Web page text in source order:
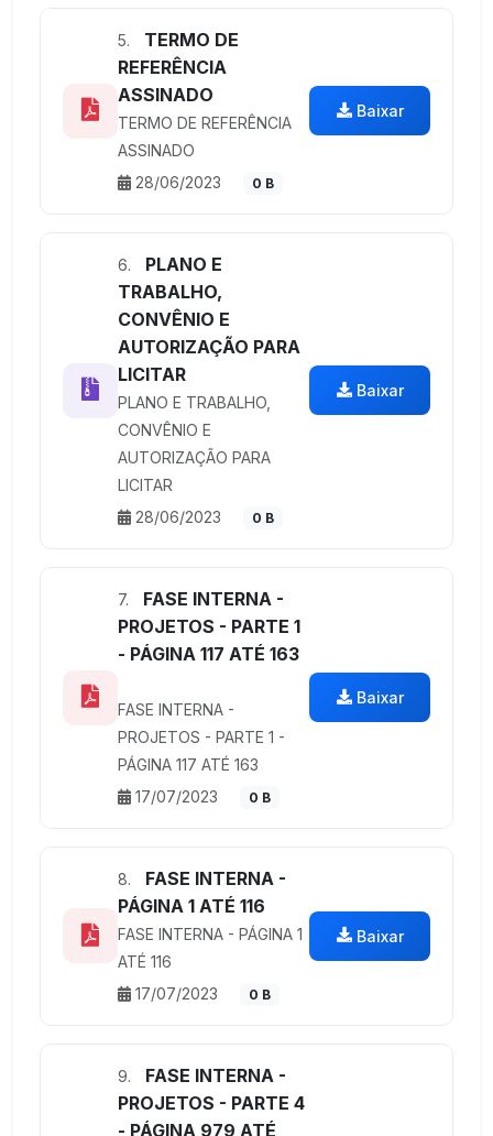
5.
TERMO DE
REFERÊNCIA
ASSINADO
TERMO DE REFERÊNCIA
ASSINADO
28/06/2023
0 B
Baixar
6.
PLANO E
TRABALHO,
CONVÊNIO E
AUTORIZAÇÃO PARA
LICITAR
PLANO E TRABALHO,
CONVÊNIO E
AUTORIZAÇÃO PARA
LICITAR
28/06/2023
0 B
Baixar
7.
FASE INTERNA -
PROJETOS - PARTE 1
- PÁGINA 117 ATÉ 163
FASE INTERNA -
PROJETOS - PARTE 1 -
PÁGINA 117 ATÉ 163
17/07/2023
0 B
Baixar
8.
FASE INTERNA -
PÁGINA 1 ATÉ 116
FASE INTERNA - PÁGINA 1
ATÉ 116
17/07/2023
0 B
Baixar
9.
FASE INTERNA -
PROJETOS - PARTE 4
- PÁGINA 979 ATÉ